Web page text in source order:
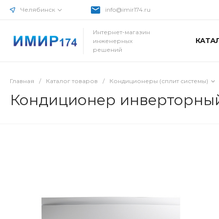
Челябинск info@imir174.ru
Интернет-магазин
инженерных
решений
Главная / Каталог товаров / Кондиционеры (сплит системы)
Кондиционер